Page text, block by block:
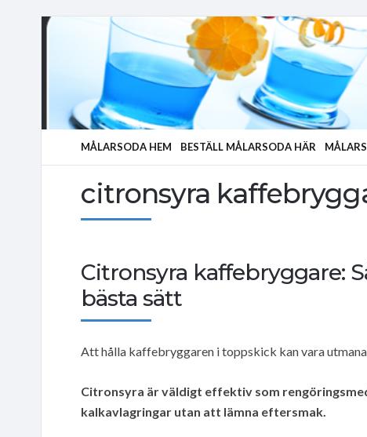
MÅLARSODA HEM BESTÄLL MÅLARSODA HÄR
citronsyra
Citronsyra kaffebryggare:
bästa sätt
Att hålla kaffebryggaren i toppskick kan vara
Citronsyra är väldigt effektiv som
kalkavlagringar utan att lämna eftersmak.